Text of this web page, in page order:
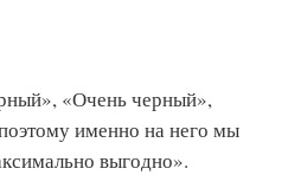
«Очень черный»,
именно на него мы
выгодно».